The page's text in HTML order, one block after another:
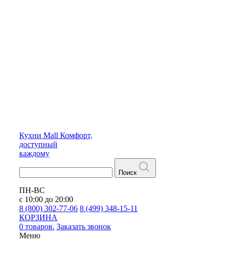
Кухни Mall Комфорт,
доступный
каждому
Поиск
ПН-ВС
с 10:00 до 20:00
8 (800) 302-77-06 8 (499) 348-15-11
КОРЗИНА
0 товаров. Заказать звонок
Меню